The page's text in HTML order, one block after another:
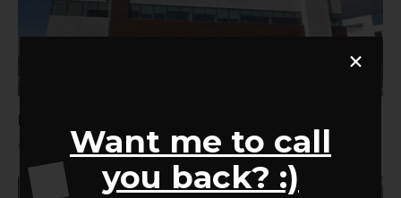
Mine Raglan sollicite un conciliateur indépendant
mai 30, 2023Want me to call
you back? :)